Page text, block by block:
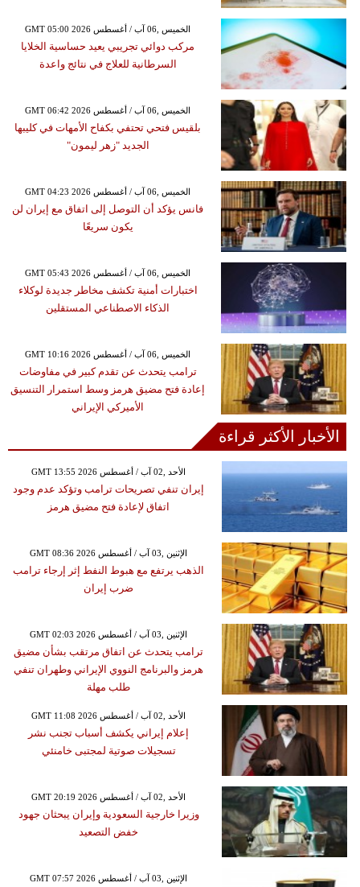
GMT 05:00 2026 الخميس ,06 آب / أغسطس
مركب دوائي تجريبي يعيد حساسية الخلايا
السرطانية للعلاج في نتائج واعدة
GMT 06:42 2026 الخميس ,06 آب / أغسطس
بلقيس فتحي تحتفي بكفاح الأمهات في كليبها
الجديد "زهر ليمون"
GMT 04:23 2026 الخميس ,06 آب / أغسطس
فانس يؤكد أن التوصل إلى اتفاق مع إيران لن
يكون سريعًا
GMT 05:43 2026 الخميس ,06 آب / أغسطس
اختبارات أمنية تكشف مخاطر جديدة لوكلاء
الذكاء الاصطناعي المستقلين
GMT 10:16 2026 الخميس ,06 آب / أغسطس
ترامب يتحدث عن تقدم كبير في مفاوضات
إعادة فتح مضيق هرمز وسط استمرار التنسيق
الأميركي الإيراني
الأخبار الأكثر قراءة
GMT 13:55 2026 الأحد ,02 آب / أغسطس
إيران تنفي تصريحات ترامب وتؤكد عدم وجود
اتفاق لإعادة فتح مضيق هرمز
GMT 08:36 2026 الإثنين ,03 آب / أغسطس
الذهب يرتفع مع هبوط النفط إثر إرجاء ترامب
ضرب إيران
GMT 02:03 2026 الإثنين ,03 آب / أغسطس
ترامب يتحدث عن اتفاق مرتقب بشأن مضيق
هرمز والبرنامج النووي الإيراني وطهران تنفي
طلب مهلة
GMT 11:08 2026 الأحد ,02 آب / أغسطس
إعلام إيراني يكشف أسباب تجنب نشر
تسجيلات صوتية لمجتبى خامنئي
GMT 20:19 2026 الأحد ,02 آب / أغسطس
وزيرا خارجية السعودية وإيران يبحثان جهود
خفض التصعيد
GMT 07:57 2026 الإثنين ,03 آب / أغسطس